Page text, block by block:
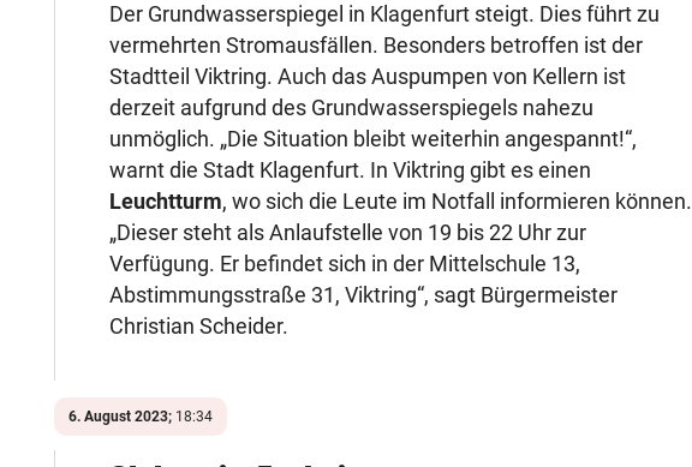
Der Grundwasserspiegel in Klagenfurt steigt. Dies führt zu
vermehrten Stromausfällen. Besonders betroffen ist der
Stadtteil Viktring. Auch das Auspumpen von Kellern ist
derzeit aufgrund des Grundwasserspiegels nahezu
unmöglich. „Die Situation bleibt weiterhin angespannt!“,
warnt die Stadt Klagenfurt. In Viktring gibt es einen
Leuchtturm, wo sich die Leute im Notfall informieren können.
„Dieser steht als Anlaufstelle von 19 bis 22 Uhr zur
Verfügung. Er befindet sich in der Mittelschule 13,
Abstimmungsstraße 31, Viktring“, sagt Bürgermeister
Christian Scheider.
6. August 2023; 18:34